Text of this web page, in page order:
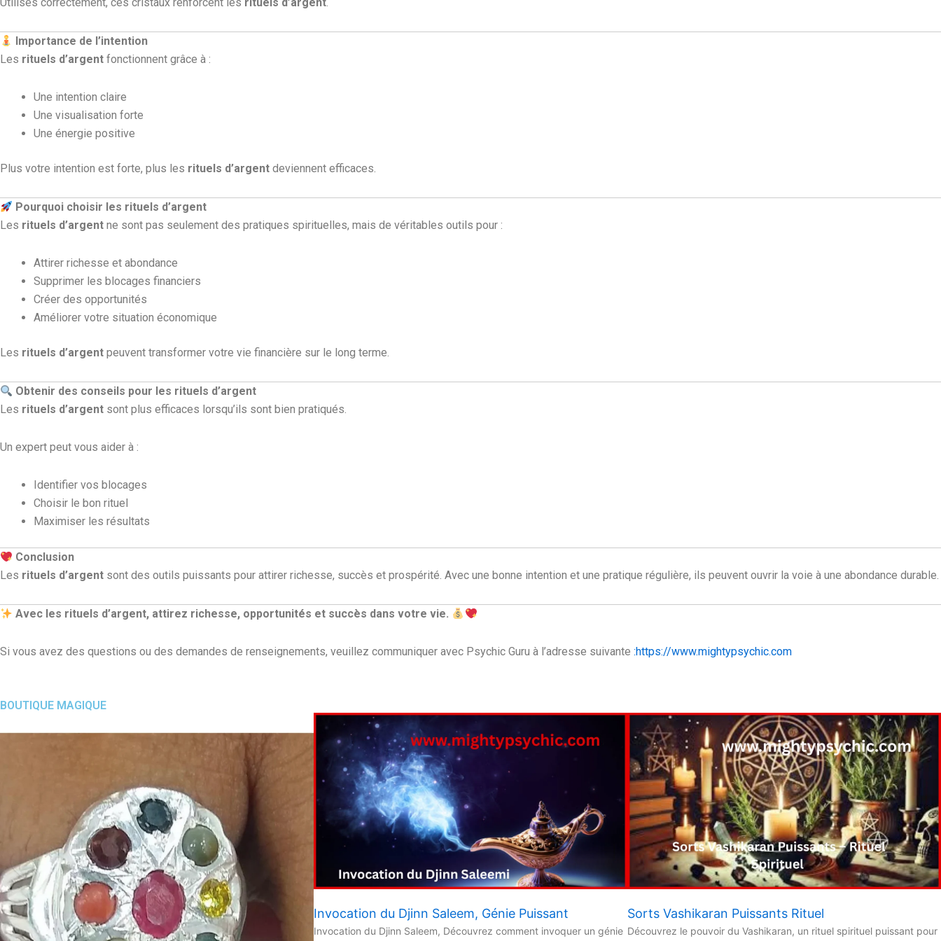
Importance de l’intention
Les rituels d’argent fonctionnent grâce à :
Une intention claire
Une visualisation forte
Une énergie positive
Plus votre intention est forte, plus les rituels d’argent deviennent efficaces.
Pourquoi choisir les rituels d’argent
Les rituels d’argent ne sont pas seulement des pratiques spirituelles, mais de véritables outils pour :
Attirer richesse et abondance
Supprimer les blocages financiers
Créer des opportunités
Améliorer votre situation économique
Les rituels d’argent peuvent transformer votre vie financière sur le long terme.
Obtenir des conseils pour les rituels d’argent
Les rituels d’argent sont plus efficaces lorsqu’ils sont bien pratiqués.
Un expert peut vous aider à :
Identifier vos blocages
Choisir le bon rituel
Maximiser les résultats
Conclusion
Les rituels d’argent sont des outils puissants pour attirer richesse, succès et prospérité. Avec une bonne intention et une pratique régulière, ils peuvent ouvrir la voie à une abondance durable.
Avec les rituels d’argent, attirez richesse, opportunités et succès dans votre vie.
Si vous avez des questions ou des demandes de renseignements, veuillez communiquer avec Psychic Guru à l’adresse suivante :https://www.mightypsychic.com
BOUTIQUE MAGIQUE
Invocation du Djinn Saleem, Génie Puissant
Invocation du Djinn Saleem, Découvrez comment invoquer un génie
Sorts Vashikaran Puissants Rituel
Découvrez le pouvoir du Vashikaran, un rituel spirituel puissant pour